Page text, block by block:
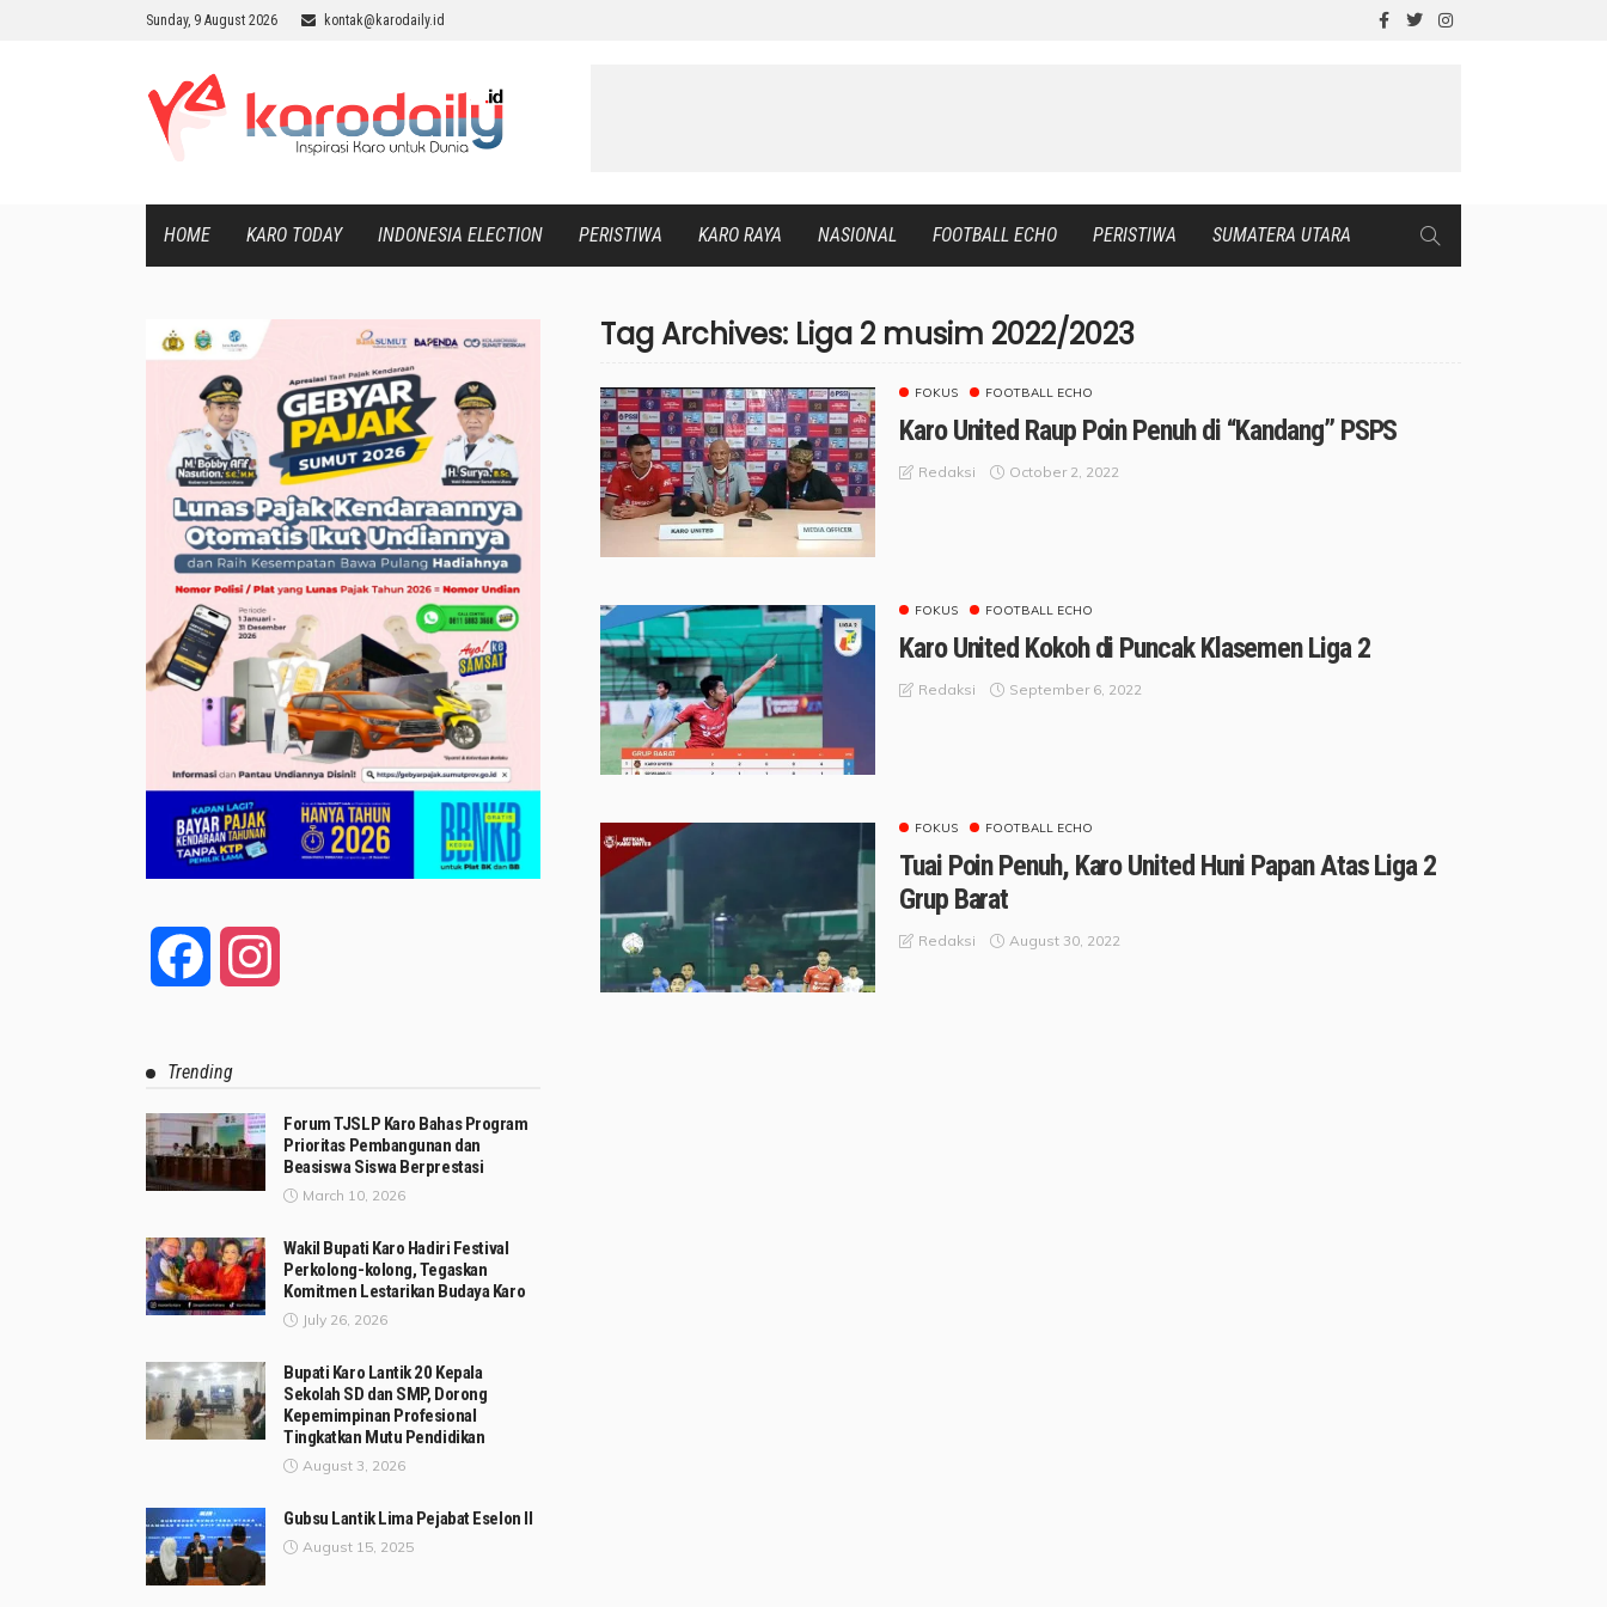
Sunday, 9 August 2026 kontak@karodaily.id
HOME KARO TODAY INDONESIA ELECTION PERISTIWA KARO RAYA NASIONAL FOOTBALL ECHO PERISTIWA SUMATERA UTARA
Tag Archives: Liga 2 musim 2022/2023
FOKUS FOOTBALL ECHO
Karo United Raup Poin Penuh di “Kandang” PSPS
Redaksi October 2, 2022
FOKUS FOOTBALL ECHO
Karo United Kokoh di Puncak Klasemen Liga 2
Redaksi September 6, 2022
FOKUS FOOTBALL ECHO
Tuai Poin Penuh, Karo United Huni Papan Atas Liga 2
Grup Barat
Redaksi August 30, 2022
Facebook
Trending
Forum TJSLP Karo Bahas Program
Prioritas Pembangunan dan
Beasiswa Siswa Berprestasi
March 10, 2026
Wakil Bupati Karo Hadiri Festival
Perkolong-kolong, Tegaskan
Komitmen Lestarikan Budaya Karo
July 26, 2026
Bupati Karo Lantik 20 Kepala
Sekolah SD dan SMP, Dorong
Kepemimpinan Profesional
Tingkatkan Mutu Pendidikan
August 3, 2026
Gubsu Lantik Lima Pejabat Eselon II
August 15, 2025